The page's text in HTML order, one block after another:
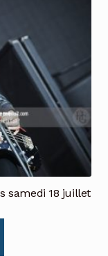
samedi 18 juillet